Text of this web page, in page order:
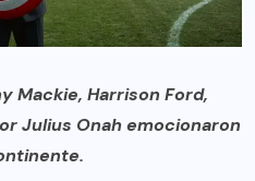
Mackie, Harrison Ford,
Julius Onah emocionaron